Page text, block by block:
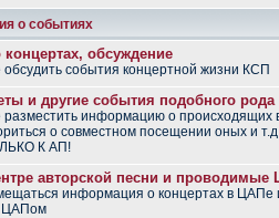
о событиях
обсуждение
события концертной жизни КСП
и другие события подобного рода
разместить информацию о
о совместном посещении оных и
К АП!
авторской песни и
информация о концертах в ЦАПе
ЦАПом